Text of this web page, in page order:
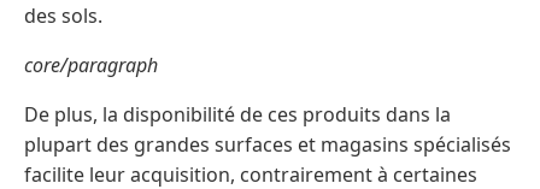
des sols.
core/paragraph
De plus, la disponibilité de ces produits dans la
plupart des grandes surfaces et magasins spécialisés
facilite leur acquisition, contrairement à certaines